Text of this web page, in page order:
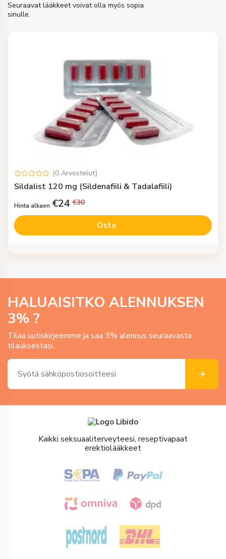
Seuraavat lääkkeet voivat olla myös sopia
sinulle.
(0 Arvostelut)
Sildalist 120 mg (Sildenafiili & Tadalafiili)
Hinta alkaen €24 €30
Osta
HALUAISITKO ALENNUKSEN
3% ?
Tilaa uutiskirjeemme ja saa 3% alennus seuraavasta
tilauksestasi.
Kaikki seksuaaliterveyteesi, reseptivapaat
erektiolääkkeet